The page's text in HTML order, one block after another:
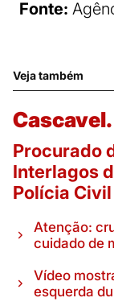
Fonte:
Veja também
Cascavel.
Procurado
Interlagos
Polícia Civil
Atenção:
cuidado de
Vídeo
esquerda